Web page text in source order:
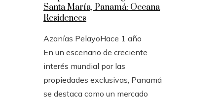
Santa María, Panamá: Oceana
Residences
Azanías PelayoHace 1 año
En un escenario de creciente
interés mundial por las
propiedades exclusivas, Panamá
se destaca como un mercado